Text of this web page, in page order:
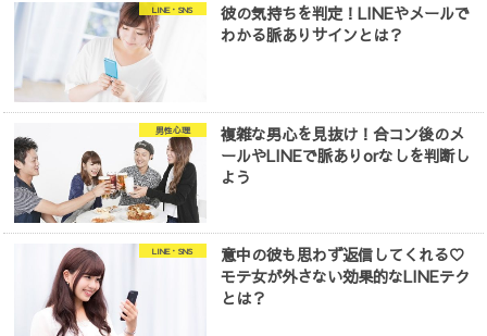
LINE・SNS
彼の気持ちを判定！LINEやメールで
わかる脈ありサインとは？
男性心理
複雑な男心を見抜け！合コン後のメ
ールやLINEで脈ありorなしを判断し
よう
LINE・SNS
意中の彼も思わず返信してくれる♡
モテ女が外さない効果的なLINEテク
とは？